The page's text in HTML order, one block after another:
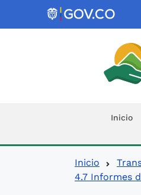
Inicio
Ruta
Inicio
4.7 Informes